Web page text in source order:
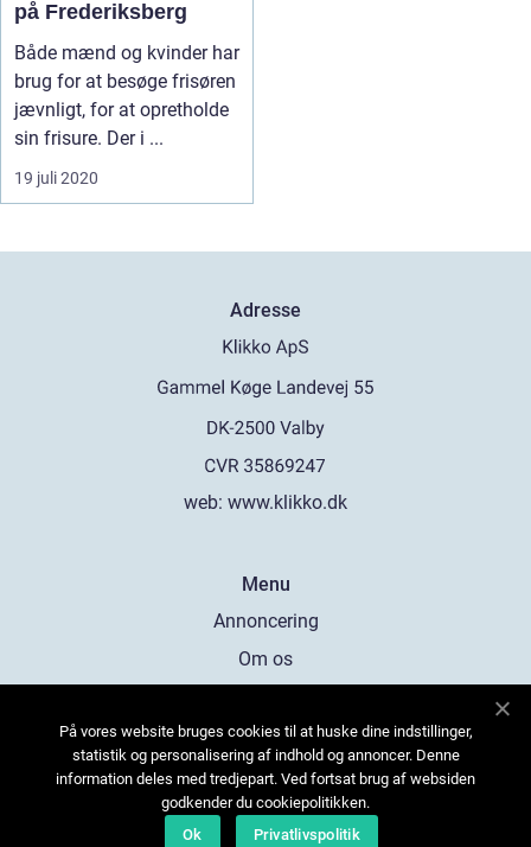
på Frederiksberg
Både mænd og kvinder har
brug for at besøge frisøren
jævnligt, for at opretholde
sin frisure. Der i ...
19 juli 2020
Adresse
web: www.klikko.dk
Menu
Annoncering
Om os
Kontakt os
Sitemap
På vores website bruges cookies til at huske dine indstillinger,
statistik og personalisering af indhold og annoncer. Denne
information deles med tredjepart. Ved fortsat brug af websiden
godkender du cookiepolitikken.
Ok
Privatlivspolitik